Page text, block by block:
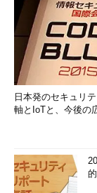
日本発のセキュリ
軸とIoTと、今後の